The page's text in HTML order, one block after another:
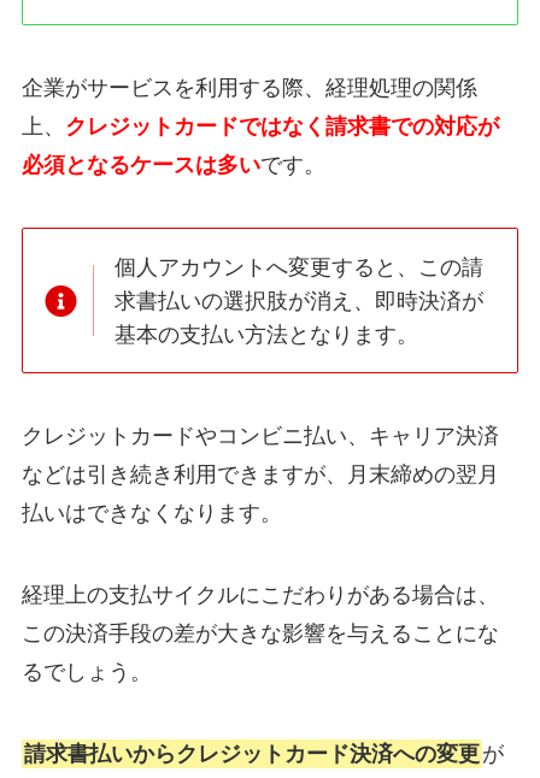
企業がサービスを利用する際、経理処理の関係
上、 クレジットカードではなく請求書での対応が
必須となるケースは多いです。
個人アカウントへ変更すると、この請
求書払いの選択肢が消え、即時決済が
基本の支払い方法となります。
クレジットカードやコンビニ払い、キャリア決済
などは引き続き利用できますが、月末締めの翌月
払いはできなくなります。
経理上の支払サイクルにこだわりがある場合は、
この決済手段の差が大きな影響を与えることにな
るでしょう。
請求書払いからクレジットカード決済への変更が